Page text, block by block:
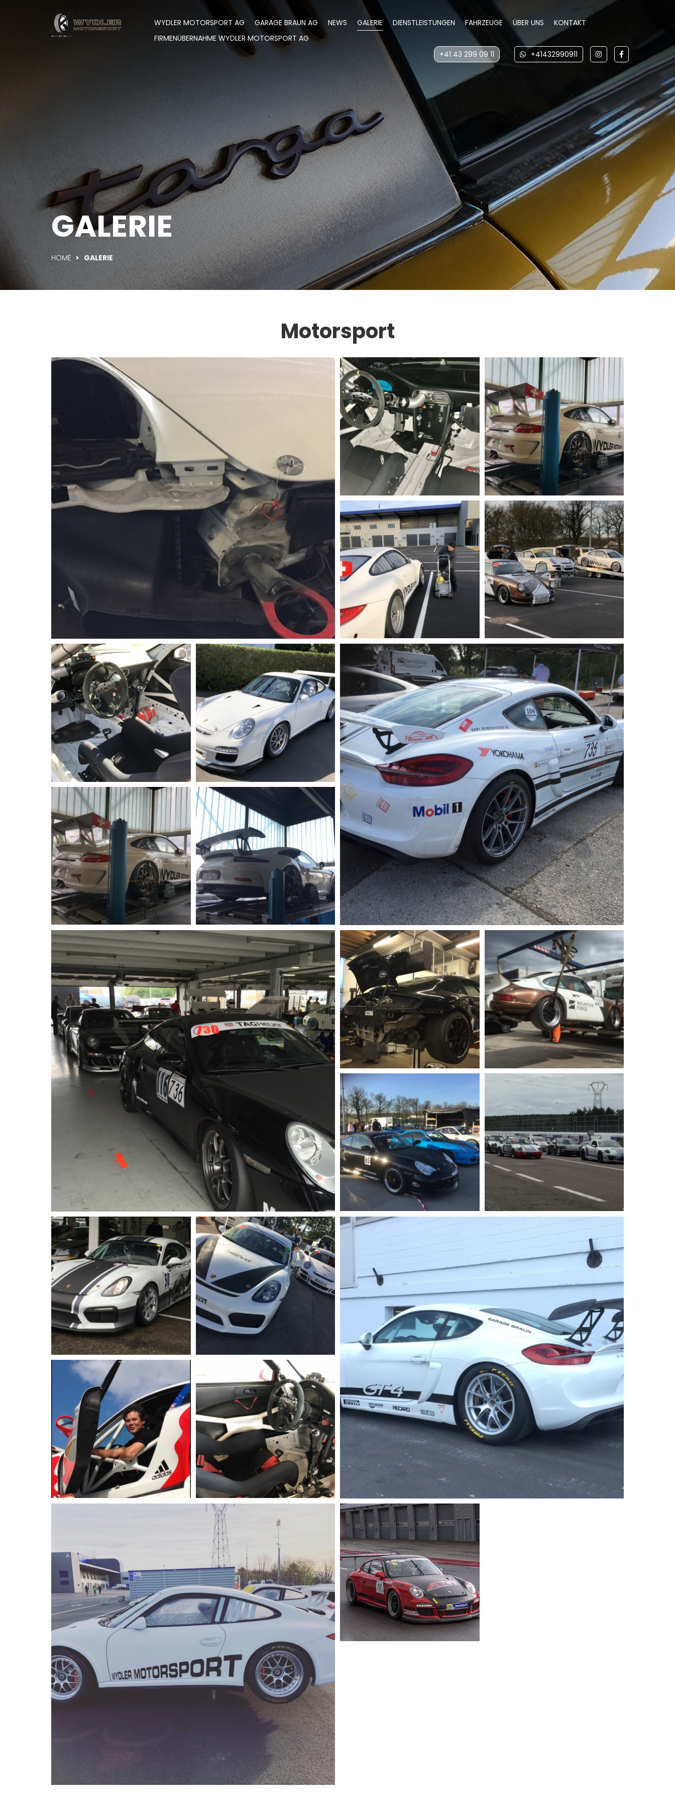
WYDLER MOTORSPORT AG GARAGE BRAUN AG NEWS GALERIE DIENSTLEISTUNGEN FAHRZEUGE ÜBER UNS
KONTAKT
FIRMENÜBERNAHME WYDLER MOTORSPORT AG
+41 43 299 09 11
+41432990911
GALERIE
HOME > GALERIE
Motorsport